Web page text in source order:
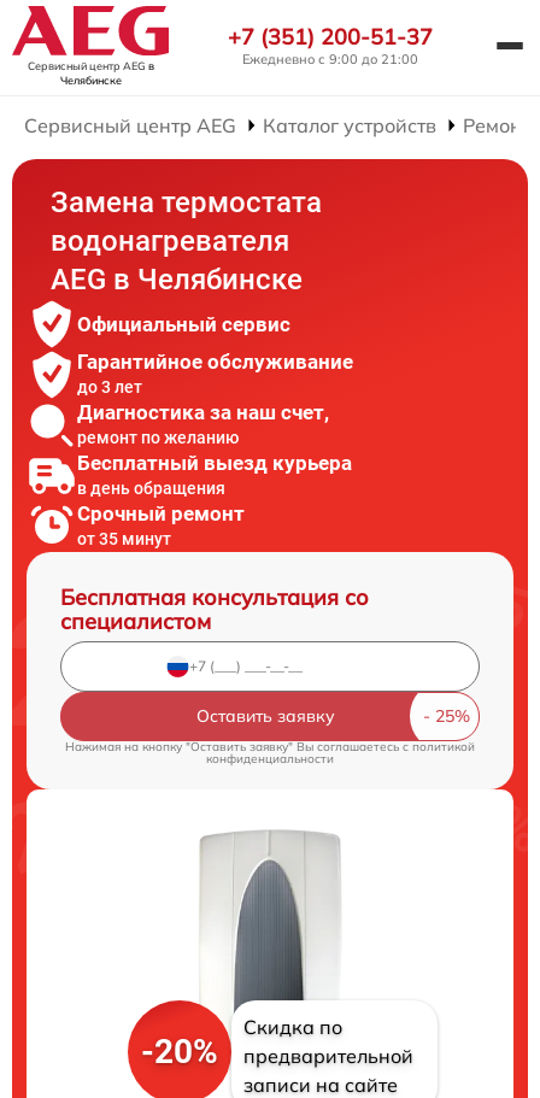
Сервисный центр AEG в
Челябинске
+7 (351) 200-51-37
Ежедневно с 9:00 до 21:00
Сервисный центр AEG Каталог устройств Ремонт
Замена термостата
водонагревателя
AEG в Челябинске
Официальный сервис
Гарантийное обслуживание
до 3 лет
Диагностика за наш счет,
ремонт по желанию
Бесплатный выезд курьера
в день обращения
Срочный ремонт
от 35 минут
Бесплатная консультация со
специалистом
Оставить заявку
Нажимая на кнопку "Оставить заявку" Вы соглашаетесь cполитикой
конфиденциальности
-20%
Скидка по
предварительной
записи на сайте